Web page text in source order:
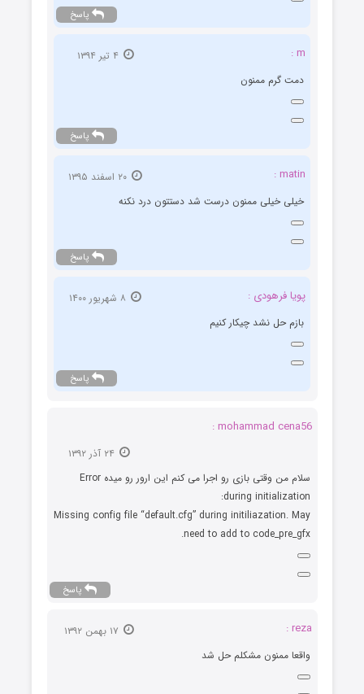
پاسخ
m :
۴ تیر ۱۳۹۴
دمت گرم ممنون
پاسخ
matin :
خیلی خیلی ممنون درست شد دستتون درد نکنه
پاسخ
پویا فرهودی :
بازم حل نشد چیکار کنیم
پاسخ
mohammad cena56 :
سلام من وقتی بازی رو اجرا می کنم این ارور رو میده Error
during initialization:
Missing config file “default.cfg” during initiliazation. May
need to add to code_pre_gfx.
پاسخ
reza :
واقعا ممنون مشکلم حل شد